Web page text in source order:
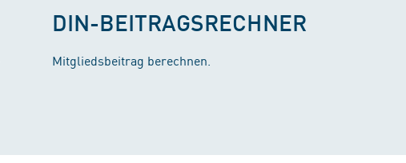
DIN-BEITRAGSRECHNER
Mitgliedsbeitrag berechnen.